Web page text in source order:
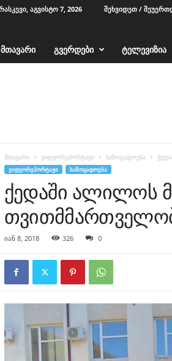
ᲐᲒᲕᲘᲡᲢᲝ 7, 2026 ᲨᲔᲮᲕᲘᲓᲔᲗ /
ᲛᲗᲐᲕᲐᲠᲘ ᲒᲕᲔᲠᲓᲔᲑᲘ ᲢᲔᲚᲔᲕᲘᲖᲘᲐ
მთავარი ვიდეორეპორტაჟი საზოგადოება
ᲕᲘᲓᲔᲝᲠᲔᲞᲝᲠᲢᲐᲟᲘ ᲡᲐᲖᲝᲒᲐᲓᲝᲔᲑᲐ
ქედაში ალილოს
იან 8, 2018 326 0